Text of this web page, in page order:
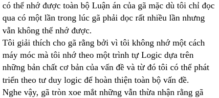
có thể nhớ được toàn bộ Luận án của gã mặc dù tôi chỉ đọc
qua có một lần trong lúc gã phải dọc rất nhiều lần nhưng
vẫn không thể nhớ được.
Tôi giải thích cho gã rằng bởi vì tôi không nhớ một cách
máy móc mà tôi nhớ theo một trình tự Logic dựa trên
những bản chất cơ bản của vấn đề và từ đó tôi có thể phát
triển theo tư duy logic để hoàn thiện toàn bộ vấn đề.
Nghe vậy, gã tròn xoe mắt những vẫn thừa nhận rằng gã